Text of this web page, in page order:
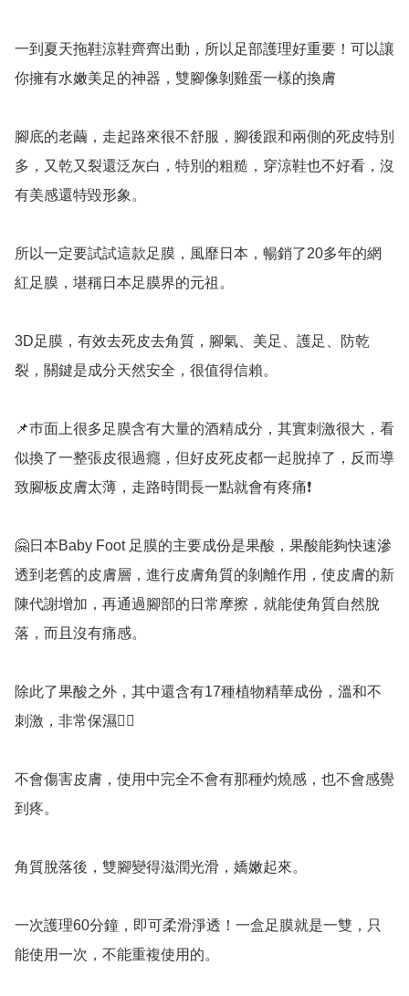
一到夏天拖鞋涼鞋齊齊出動，所以足部護理好重要！可以讓
你擁有水嫩美足的神器，雙腳像剝雞蛋一樣的換膚
腳底的老繭，走起路來很不舒服，腳後跟和兩側的死皮特別
多，又乾又裂還泛灰白，特別的粗糙，穿涼鞋也不好看，沒
有美感還特毀形象。
所以一定要試試這款足膜，風靡日本，暢銷了20多年的網
紅足膜，堪稱日本足膜界的元祖。
3D足膜，有效去死皮去角質，腳氣、美足、護足、防乾
裂，關鍵是成分天然安全，很值得信賴。
📌巿面上很多足膜含有大量的酒精成分，其實刺激很大，看
似換了一整張皮很過癮，但好皮死皮都一起脫掉了，反而導
致腳板皮膚太薄，走路時間長一點就會有疼痛❗
🤗日本Baby Foot 足膜的主要成份是果酸，果酸能夠快速滲
透到老舊的皮膚層，進行皮膚角質的剝離作用，使皮膚的新
陳代謝增加，再通過腳部的日常摩擦，就能使角質自然脫
落，而且沒有痛感。
除此了果酸之外，其中還含有17種植物精華成份，溫和不
刺激，非常保濕👍🏻
不會傷害皮膚，使用中完全不會有那種灼燒感，也不會感覺
到疼。
角質脫落後，雙腳變得滋潤光滑，嬌嫩起來。
一次護理60分鐘，即可柔滑淨透！一盒足膜就是一雙，只
能使用一次，不能重複使用的。